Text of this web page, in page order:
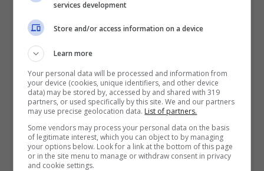
La ricostruzione di questo duplice omicidio
è ancora al vaglio degli inquirenti. Dalle
prime informazioni,
in un appartamento di Thornaby-on-Tees
città nella quale il giovane si era
trasferimento per lavorare in un ristorante
e da qualche giorno era stato raggiunto
dalla fidanzata per trascorrere insieme il
services development
Store and/or access information on a device
Learn more
Your personal data will be processed and information from
your device (cookies, unique identifiers, and other device
data) may be stored by, accessed by and shared with 319
partners, or used specifically by this site. We and our partners
may use precise geolocation data. List of partners.
Some vendors may process your personal data on the basis
of legitimate interest, which you can object to by managing
your options below. Look for a link at the bottom of this page
or in the site menu to manage or withdraw consent in privacy
and cookie settings.